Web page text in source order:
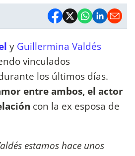
y Guillermina Valdés
vinculados
los últimos días.
entre ambos, el actor
con la ex esposa de
estamos hace unos